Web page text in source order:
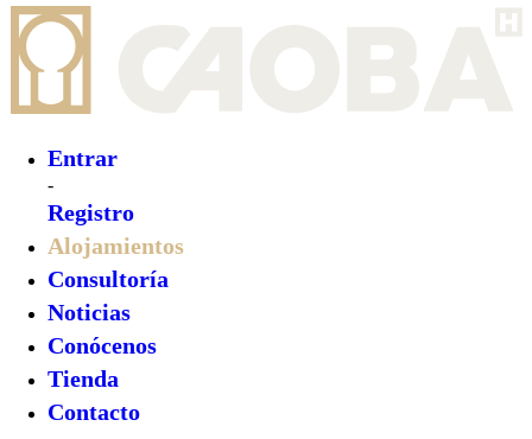
Entrar
-
Registro
Alojamientos
Consultoría
Noticias
Conócenos
Tienda
Contacto